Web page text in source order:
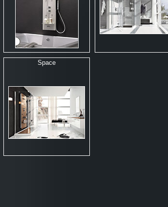
Space